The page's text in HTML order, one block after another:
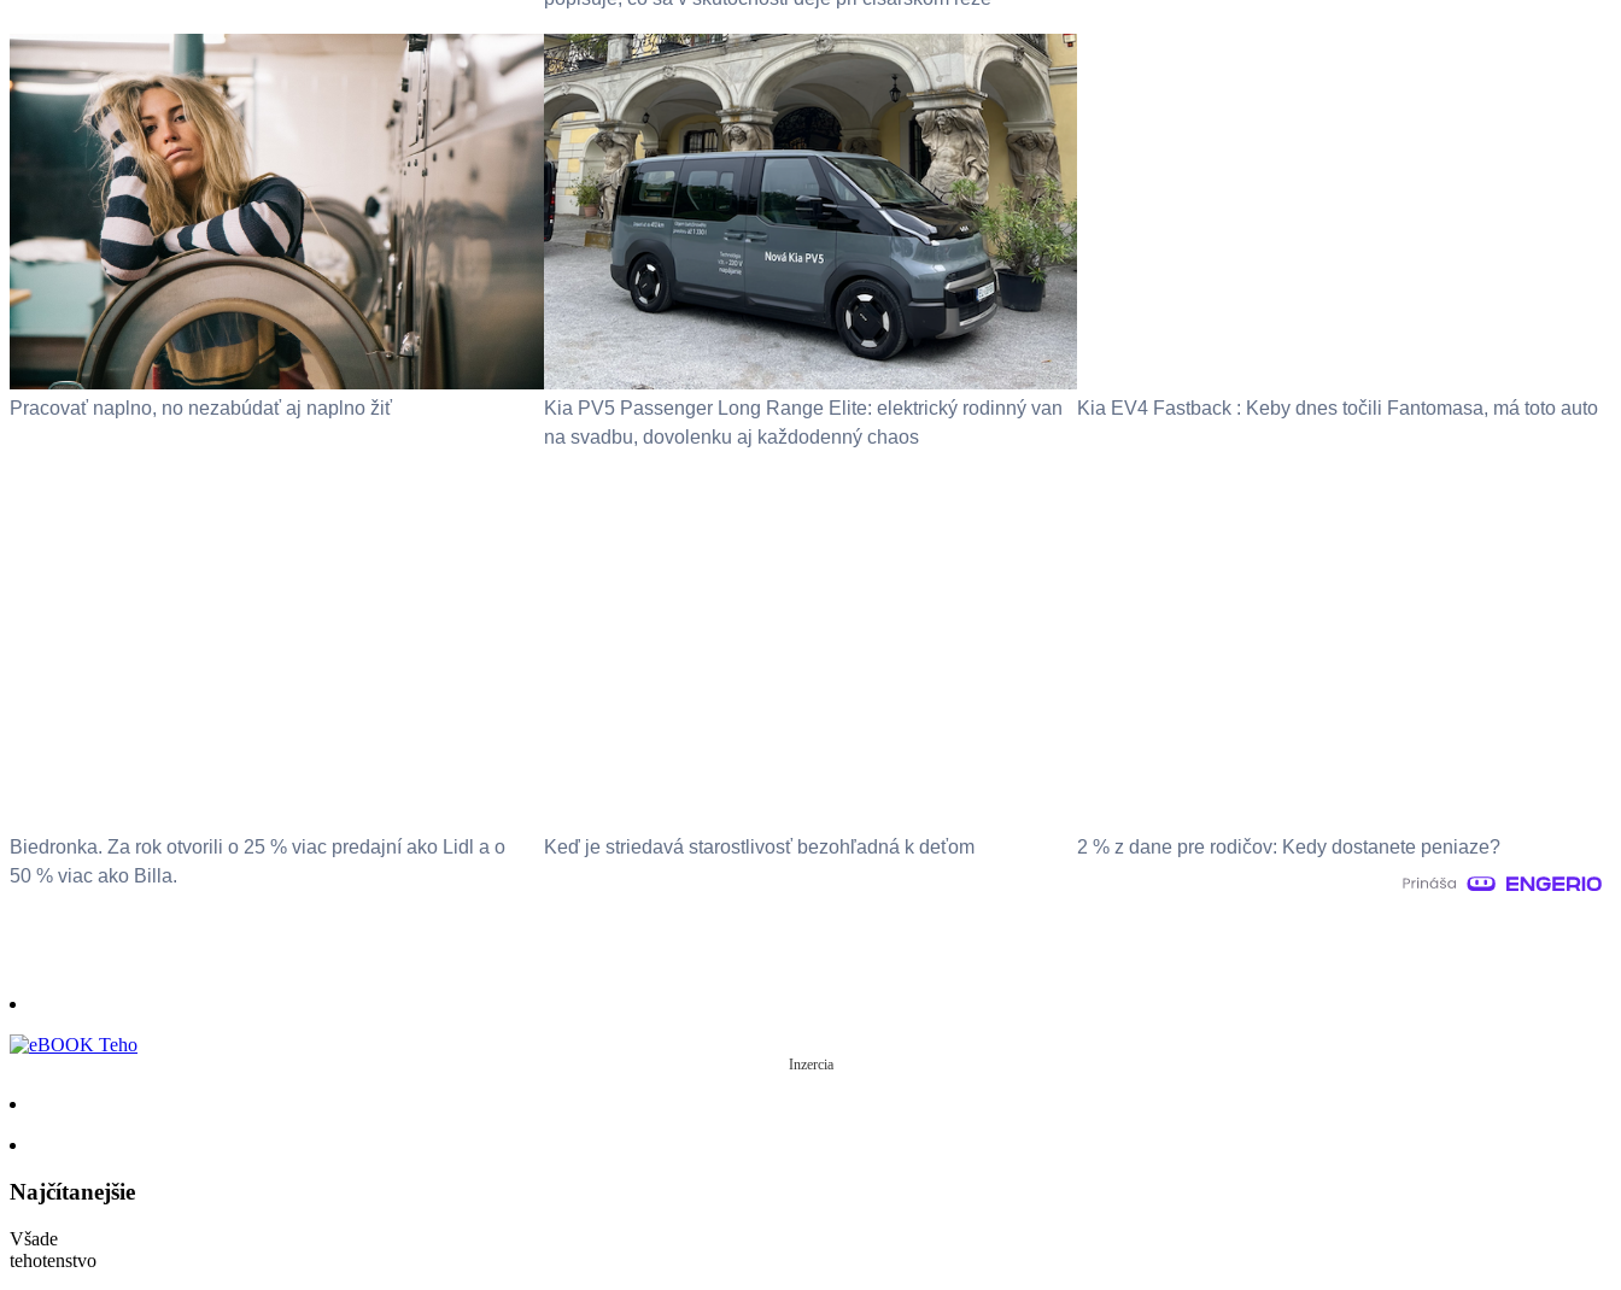
Pracovať naplno, no nezabúdať aj naplno žiť
Kia PV5 Passenger Long Range Elite: elektrický rodinný van
na svadbu, dovolenku aj každodenný chaos
Kia EV4 Fastback : Keby dnes točili Fantomasa, má toto auto
Biedronka. Za rok otvorili o 25 % viac predajní ako Lidl a o
50 % viac ako Billa.
Keď je striedavá starostlivosť bezohľadná k deťom 2 % z dane pre rodičov: Kedy dostanete peniaze?
Inzercia
Najčítanejšie
Všade
tehotenstvo